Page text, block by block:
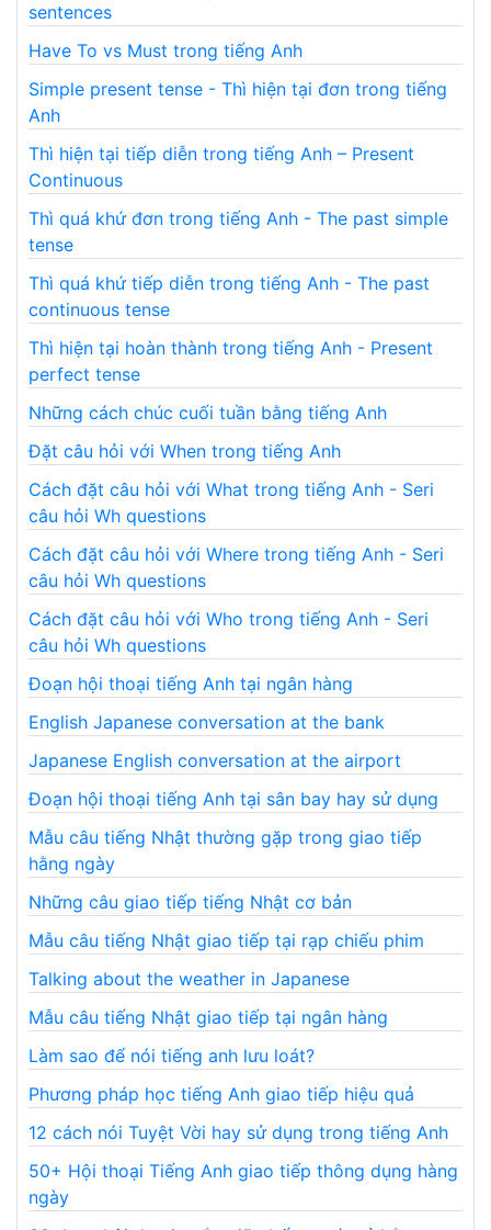
sentences
Have To vs Must trong tiếng Anh
Simple present tense - Thì hiện tại đơn trong tiếng
Anh
Thì hiện tại tiếp diễn trong tiếng Anh – Present
Continuous
Thì quá khứ đơn trong tiếng Anh - The past simple
tense
Thì quá khứ tiếp diễn trong tiếng Anh - The past
continuous tense
Thì hiện tại hoàn thành trong tiếng Anh - Present
perfect tense
Những cách chúc cuối tuần bằng tiếng Anh
Đặt câu hỏi với When trong tiếng Anh
Cách đặt câu hỏi với What trong tiếng Anh - Seri
câu hỏi Wh questions
Cách đặt câu hỏi với Where trong tiếng Anh - Seri
câu hỏi Wh questions
Cách đặt câu hỏi với Who trong tiếng Anh - Seri
câu hỏi Wh questions
Đoạn hội thoại tiếng Anh tại ngân hàng
English Japanese conversation at the bank
Japanese English conversation at the airport
Đoạn hội thoại tiếng Anh tại sân bay hay sử dụng
Mẫu câu tiếng Nhật thường gặp trong giao tiếp
hằng ngày
Những câu giao tiếp tiếng Nhật cơ bản
Mẫu câu tiếng Nhật giao tiếp tại rạp chiếu phim
Talking about the weather in Japanese
Mẫu câu tiếng Nhật giao tiếp tại ngân hàng
Làm sao để nói tiếng anh lưu loát?
Phương pháp học tiếng Anh giao tiếp hiệu quả
12 cách nói Tuyệt Vời hay sử dụng trong tiếng Anh
50+ Hội thoại Tiếng Anh giao tiếp thông dụng hàng
ngày